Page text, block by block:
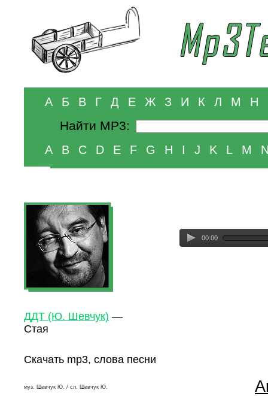
А Б В Г Д Е Ж З И К Л М Н
Найти MP3:
A B C D E F G H I J K L M
ДДТ (Ю. Шевчук) —
Стая
00:00
Скачать mp3, слова песни
муз. Шевчук Ю. / сл. Шевчук Ю.